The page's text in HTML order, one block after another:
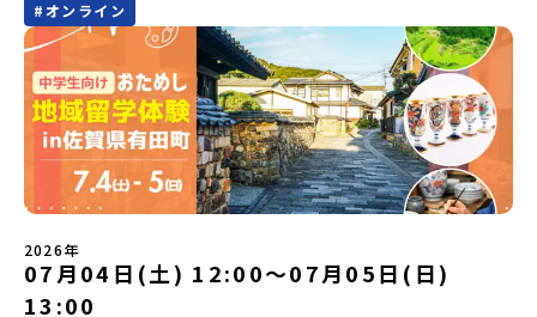
択肢が、「地域みらい留学」です。「でも、いきなり知らない土地
の高校に進学するなんて不安…」そんな人のために、2泊3日で気軽
にプチ体験できる【おためし地域留学】の魅力を凝縮したオンライ
ン説明会のアーカイブ（録画）を公開中です！✨＼🔥ここがすごい！
🔥／おためし地域留学 3つのワクワク🔥🔥 ①スマホじゃわからない
「圧倒的な感動」！教科書を読むだけじゃわからない、その地域な
らではの大自然や歴史を「五感」でフル体験！カヌーに乗ったり、
伝統文化に触れたり、本物の冒険が待っています！🔥 ②「初めまし
て」が「一生の友達」に変わる！全国から「新しいことに挑戦した
い！」「今の自分を変えたい！」と思っている同世代の中学生が大
集合！地元の高校生と一緒にご飯を食べて語り合えば、たった数日
で最高の仲間になる！🔥 ③宿泊費・体験費はなんと【無料】！親元
を離れる初めての一人旅でも大丈夫。頼れるスタッフがしっかりサ
ポートするので安心・安全です！ーーーーーーーーーーーーーーー
#オンライン
2026年
07月04日(土) 12:00〜07月05日(日)
13:00